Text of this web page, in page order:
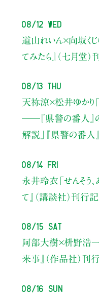
08/12 Wed
道山れいん×向坂くじ
てみたら』（七月堂
08/13 Thu
天祢涼×松井ゆかり
――『県警の番人』
解説」
『県警の番
08/14 Fri
永井玲衣 「せんそう
て』（講談社）刊行
08/15 Sat
阿部大樹×枡野浩
来事』（作品社）刊
08/16 Sun